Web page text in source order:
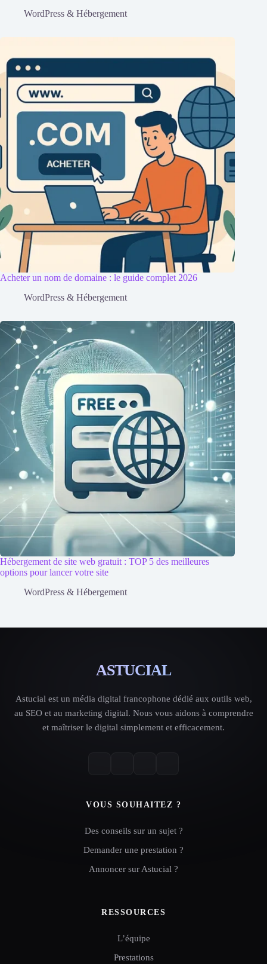
WordPress & Hébergement
Acheter un nom de domaine : le guide complet 2026
WordPress & Hébergement
Hébergement de site web gratuit : TOP 5 des meilleures
options pour lancer votre site
WordPress & Hébergement
ASTUCIAL
Astucial est un média digital francophone dédié aux outils web,
au SEO et au marketing digital. Nous vous aidons à comprendre
et maîtriser le digital simplement et efficacement.
VOUS SOUHAITEZ ?
Des conseils sur un sujet ?
Demander une prestation ?
Annoncer sur Astucial ?
RESSOURCES
L’équipe
Prestations